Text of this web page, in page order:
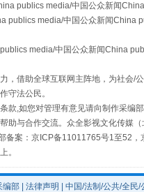
publics media/中国公众新闻
publics media/中国公众新闻
media/中国公众新闻China
，借助全球互联网主阵地，为社会/
守法公民。
款,如您对管理有意见请向制作采
助与合作交流。众全影视文化传媒
备案：京ICP备11011765号1至52，
。
编部 法律声明 | 中国/法制/公共/全民